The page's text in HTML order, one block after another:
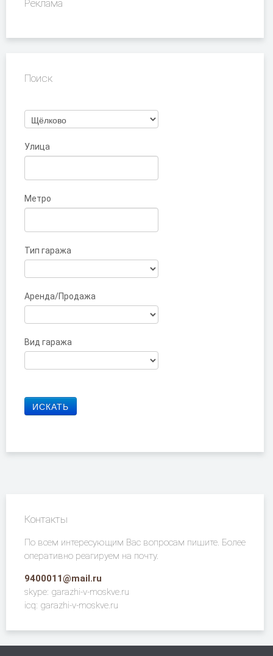
Реклама
Поиск
Улица
Метро
Тип гаража
Аренда/Продажа
Вид гаража
Контакты
По всем интересующим Вас вопросам пишите. Более
оперативно реагируем на почту.
9400011@mail.ru
skype: garazhi-v-moskve.ru
icq: garazhi-v-moskve.ru